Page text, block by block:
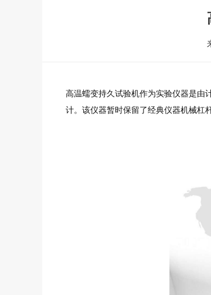
高温蠕变持久试验机作为实验仪器是由
计。 该仪器暂时保留了经典仪器机械杠